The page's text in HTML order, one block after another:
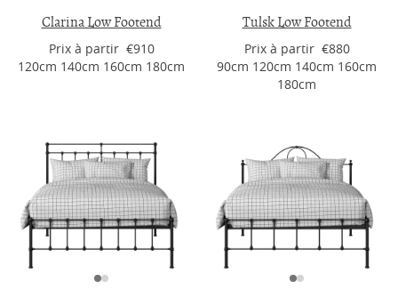
Clarina Low Footend
Prix ​​à partir €910
120cm 140cm 160cm 180cm
Tulsk Low Footend
Prix ​​à partir €880
90cm 120cm 140cm 160cm
180cm